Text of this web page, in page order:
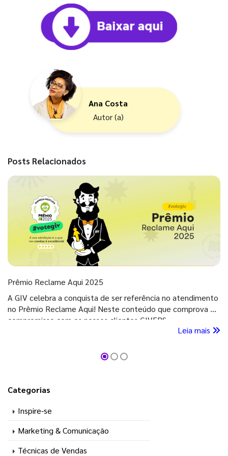
Ana Costa
Autor (a)
Posts Relacionados
Prêmio Reclame Aqui 2025
A GIV celebra a conquista de ser referência no atendimento
no Prêmio Reclame Aqui! Neste conteúdo que comprova o
compromisso com os nossos clientes GIVERS.
Leia mais
Categorias
Inspire-se
Marketing & Comunicação
Técnicas de Vendas